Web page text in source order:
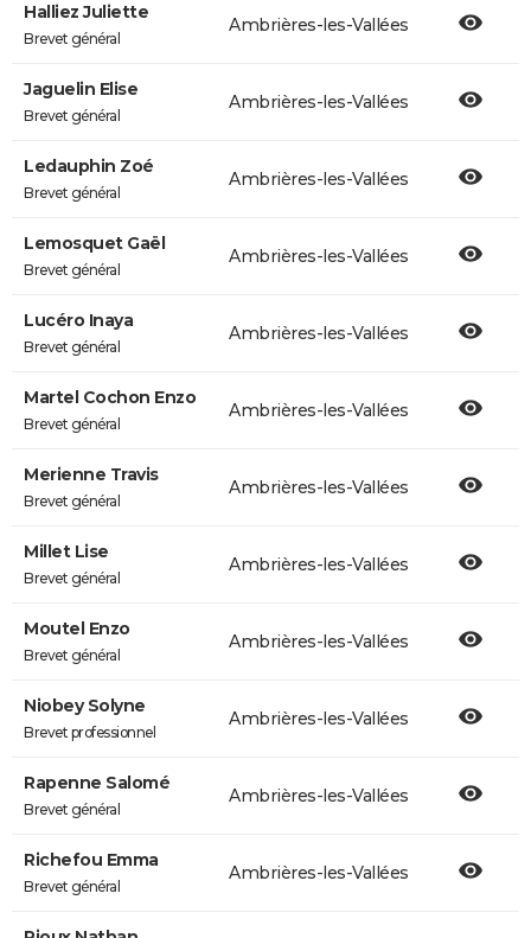
Halliez Juliette
Brevet général
Ambrières-les-Vallées
Jaguelin Elise
Brevet général
Ambrières-les-Vallées
Ledauphin Zoé
Brevet général
Ambrières-les-Vallées
Lemosquet Gaël
Brevet général
Ambrières-les-Vallées
Lucéro Inaya
Brevet général
Ambrières-les-Vallées
Martel Cochon Enzo
Brevet général
Ambrières-les-Vallées
Merienne Travis
Brevet général
Ambrières-les-Vallées
Millet Lise
Brevet général
Ambrières-les-Vallées
Moutel Enzo
Brevet général
Ambrières-les-Vallées
Niobey Solyne
Brevet professionnel
Ambrières-les-Vallées
Rapenne Salomé
Brevet général
Ambrières-les-Vallées
Richefou Emma
Brevet général
Ambrières-les-Vallées